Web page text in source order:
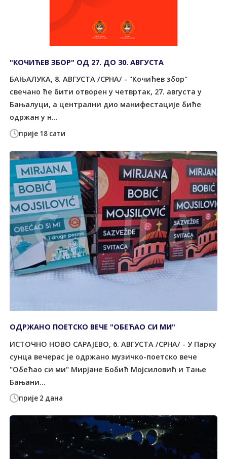
прије 18 сати
"КОЧИЋЕВ ЗБОР" ОД 27. ДО 30. АВГУСТА
БАЊАЛУКА, 8. АВГУСТА /СРНА/ - "Кочићев збор"
свечано ће бити отворен у четвртак, 27. августа у
Бањалуци, а централни дио манифестације биће
одржан у н...
прије 2 дана
ОДРЖАНО ПОЕТСКО ВЕЧЕ "ОБЕЋАО СИ МИ"
ИСТОЧНО НОВО САРАЈЕВО, 6. АВГУСТА /СРНА/ - У Парку
сунца вечерас је одржано музичко-поетско вече
"Обећао си ми" Мирјане Бобић Мојсиловић и Тање
Бањани...